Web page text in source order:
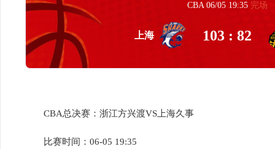
CBA 06/05 19:35 完场
上海 103 : 82
CBA总决赛：浙江方兴渡VS上海久事
比赛时间：06-05 19:35